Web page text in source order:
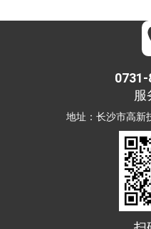
服
地址：长沙市高新